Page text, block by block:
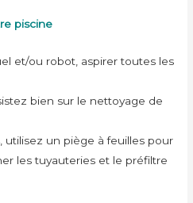
piscine
et/ou robot, aspirer toutes les
bien sur le nettoyage de
utilisez un piège à feuilles pour
les tuyauteries et le préfiltre